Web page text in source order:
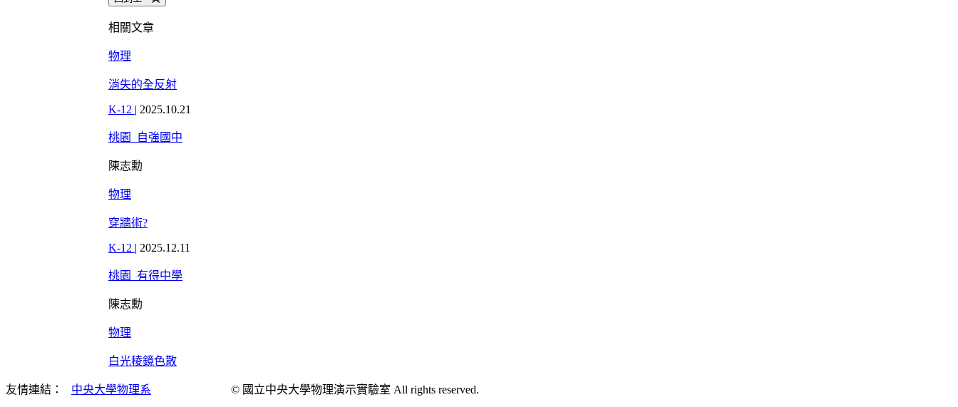
相關文章
物理
消失的全反射
K-12 | 2025.10.21
桃園_自強國中
陳志勳
物理
穿牆術?
K-12 | 2025.12.11
桃園_有得中學
陳志勳
物理
白光稜鏡色散
友情連結： 中央大學物理系 © 國立中央大學物理演示實驗室 All rights reserved.